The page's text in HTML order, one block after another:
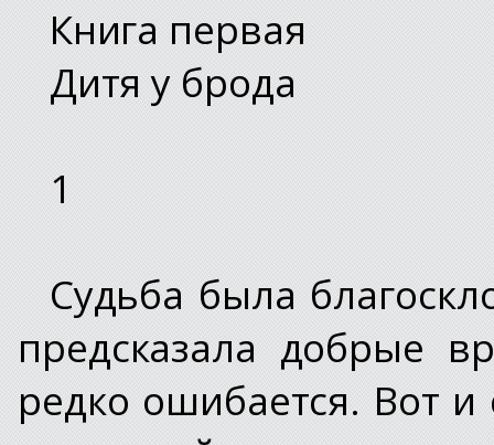
Книга первая
Дитя у брода
1
Судьба была
предсказала добрые
редко ошибается. Вот